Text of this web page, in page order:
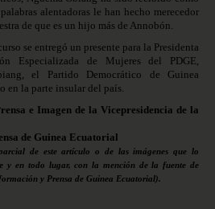
alentadoras le han hecho merecedor
de que es un hijo más de Annobón.
se entregó un presente para la Presidenta
Especializada de Mujeres del PDGE,
el Partido Democrático de Guinea
en la parte insular del país.
e Imagen de la Vicepresidencia de la
de Guinea Ecuatorial
de este artículo o de las imágenes que lo
y en todo lugar, con la mención de la fuente de
y Prensa de Guinea Ecuatorial).